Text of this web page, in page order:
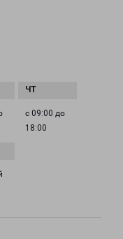
с 09:00 до
18:00